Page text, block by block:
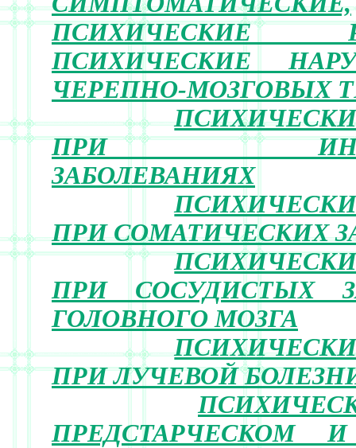
ПСИХИЧЕСКИЕ
ПСИХИЧЕСКИЕ
ЧЕРЕПНО-МОЗГОВЫХ
ПРИ
ЗАБОЛЕВАНИЯХ
ПРИ СОМАТИЧЕСКИХ
ПРИ СОСУДИСТЫХ
ГОЛОВНОГО МОЗГА
ПРИ ЛУЧЕВОЙ
ПРЕДСТАРЧЕСКОМ